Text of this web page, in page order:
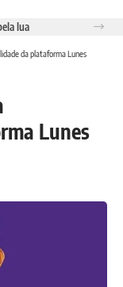
lua
da plataforma Lunes
Lunes